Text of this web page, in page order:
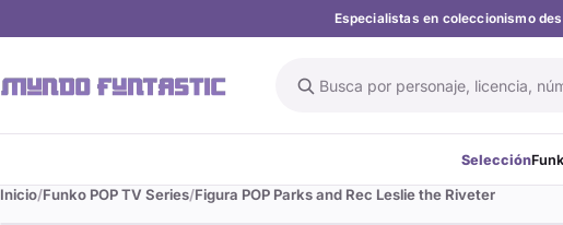
Especialistas en coleccionismo
Buscar en el catálogo
Selección
Inicio Funko POP TV Series Figura POP Parks and Rec Leslie the Riveter